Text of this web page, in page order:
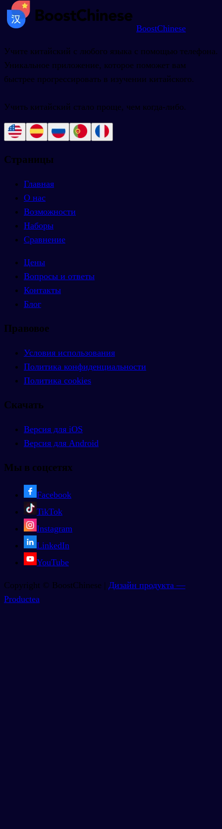
BoostChinese
Учите китайский с любого языка с помощью телефона.
Уникальное приложение, которое поможет вам
быстрее прогрессировать в изучении китайского.
Учить китайский стало проще, чем когда-либо.
Страницы
Главная
О нас
Возможности
Наборы
Сравнение
Цены
Вопросы и ответы
Контакты
Блог
Правовое
Условия использования
Политика конфиденциальности
Политика cookies
Скачать
Версия для iOS
Версия для Android
Мы в соцсетях
Facebook
TikTok
Instagram
LinkedIn
YouTube
Copyright © BoostChinese | Дизайн продукта —
Productea